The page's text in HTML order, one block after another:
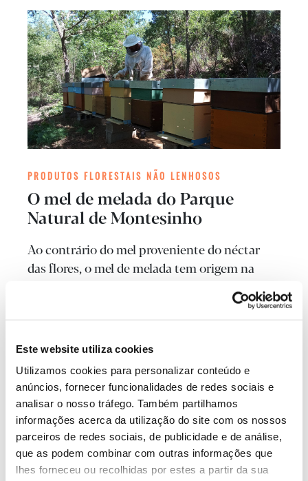
Este website utiliza cookies
Utilizamos cookies para personalizar conteúdo e
anúncios, fornecer funcionalidades de redes sociais e
analisar o nosso tráfego. Também partilhamos
informações acerca da utilização do site com os nossos
parceiros de redes sociais, de publicidade e de análise,
que as podem combinar com outras informações que
lhes forneceu ou recolhidas por estes a partir da sua
PRODUTOS FLORESTAIS NÃO LENHOSOS
O mel de melada do Parque
Natural de Montesinho
Ao contrário do mel proveniente do néctar
das flores, o mel de melada tem origem na
seiva das plantas. No Parque Natural de
Montesinho, a bolota de carvalho-negral é a
principal fonte deste mel de melada, que Ana
Tomás está empenhada em conhecer e
proteção deste território.